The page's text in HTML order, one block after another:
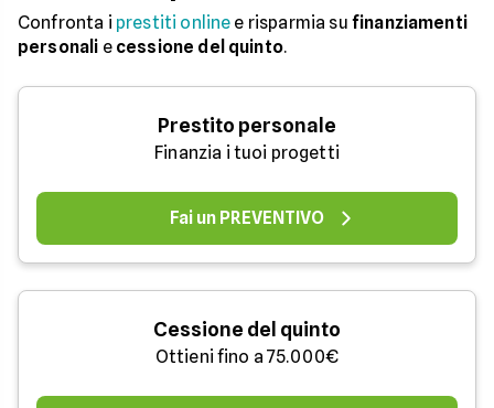
Confronta i prestiti online e risparmia su finanziamenti
personali e cessione del quinto.
Prestito personale
Finanzia i tuoi progetti
Fai un PREVENTIVO
Cessione del quinto
Ottieni fino a 75.000€